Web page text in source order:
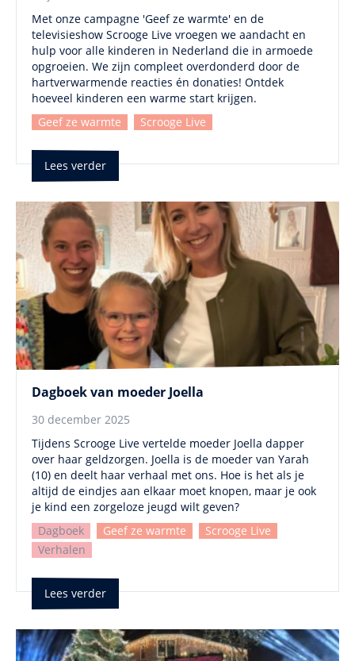
Met onze campagne 'Geef ze warmte' en de
televisieshow Scrooge Live vroegen we aandacht en
hulp voor alle kinderen in Nederland die in armoede
opgroeien. We zijn compleet overdonderd door de
hartverwarmende reacties én donaties! Ontdek
hoeveel kinderen een warme start krijgen.
Geef ze warmte
Scrooge Live
Lees verder
Dagboek van moeder Joella
30 december 2025
Tijdens Scrooge Live vertelde moeder Joella dapper
over haar geldzorgen. Joella is de moeder van Yarah
(10) en deelt haar verhaal met ons. Hoe is het als je
altijd de eindjes aan elkaar moet knopen, maar je ook
je kind een zorgeloze jeugd wilt geven?
Dagboek
Geef ze warmte
Scrooge Live
Verhalen
Lees verder